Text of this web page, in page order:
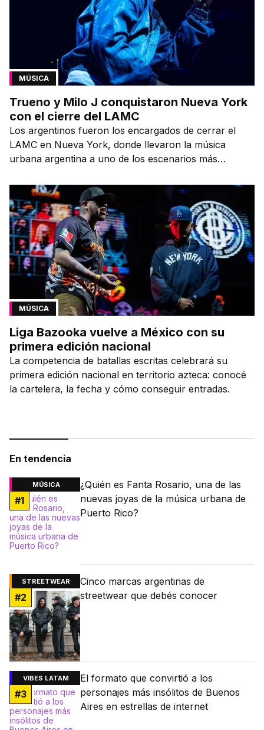
MÚSICA
Trueno y Milo J conquistaron Nueva York
con el cierre del LAMC
Los argentinos fueron los encargados de cerrar el
LAMC en Nueva York, donde llevaron la música
urbana argentina a uno de los escenarios más
MÚSICA
Liga Bazooka vuelve a México con su
primera edición nacional
La competencia de batallas escritas celebrará su
primera edición nacional en territorio azteca: conocé
la cartelera, la fecha y cómo conseguir entradas.
En tendencia
MÚSICA
#1
¿Quién es Fanta Rosario, una de las
nuevas joyas de la música urbana de
Puerto Rico?
STREETWEAR
#2
Cinco marcas argentinas de
streetwear que debés conocer
VIBES LATAM
#3
El formato que convirtió a los
personajes más insólitos de Buenos
Aires en estrellas de internet